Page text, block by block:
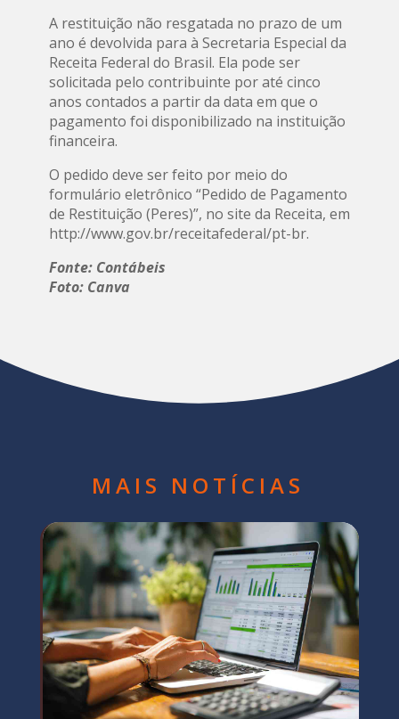
A restituição não resgatada no prazo de um
ano é devolvida para à Secretaria Especial da
Receita Federal do Brasil. Ela pode ser
solicitada pelo contribuinte por até cinco
anos contados a partir da data em que o
pagamento foi disponibilizado na instituição
financeira.
O pedido deve ser feito por meio do
formulário eletrônico “Pedido de Pagamento
de Restituição (Peres)”, no site da Receita, em
http://www.gov.br/receitafederal/pt-br.
Fonte: Contábeis
Foto: Canva
MAIS NOTÍCIAS